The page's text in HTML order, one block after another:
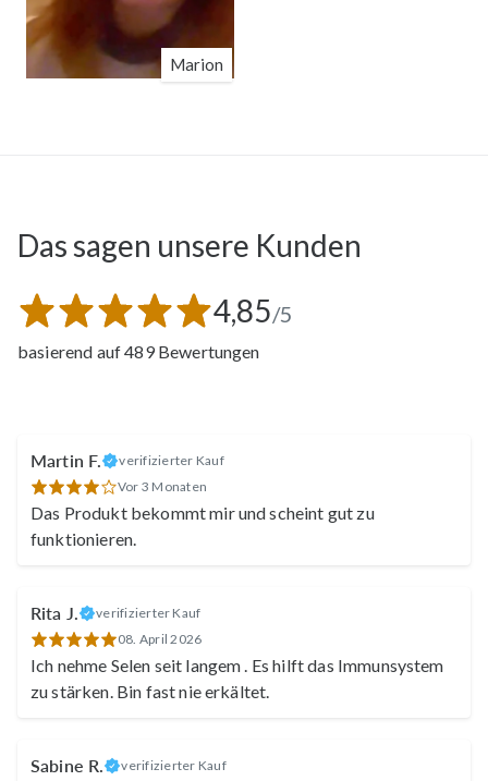
Marion
Das sagen unsere Kunden
4,85/5
basierend auf 489 Bewertungen
Martin F.
verifizierter Kauf
Vor 3 Monaten
Das Produkt bekommt mir und scheint gut zu
funktionieren.
Rita J.
verifizierter Kauf
08. April 2026
Ich nehme Selen seit langem . Es hilft das Immunsystem
zu stärken. Bin fast nie erkältet.
Sabine R.
verifizierter Kauf